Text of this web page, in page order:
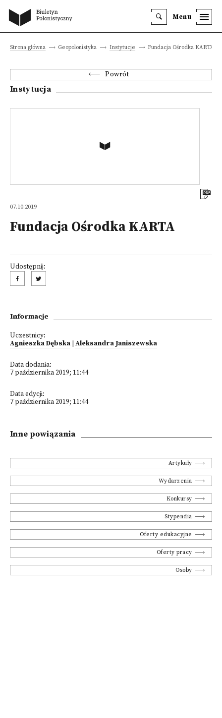
Menu
Strona główna Geopolonistyka Instytucje Fundacja Ośrodka KARTA
Powrót
Instytucja
07.10.2019
Fundacja Ośrodka KARTA
Udostępnij:
Informacje
Uczestnicy:
Agnieszka Dębska Aleksandra Janiszewska
Data dodania:
7 października 2019; 11:44
Data edycji:
7 października 2019; 11:44
Inne powiązania
Artykuły
Wydarzenia
Konkursy
Stypendia
Oferty edukacyjne
Oferty pracy
Osoby